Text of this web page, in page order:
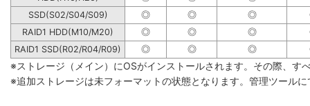
SSD(S02/S04/S09)
◎ ◎ ◎
RAID1 HDD(M10/M20)
◎ ◎ ◎
RAID1 SSD(R02/R04/R09)
◎ ◎ ◎
※ストレージ（メイン）にOSがインストールされます。その際、す
※追加ストレージは未フォーマットの状態となります。管理ツール